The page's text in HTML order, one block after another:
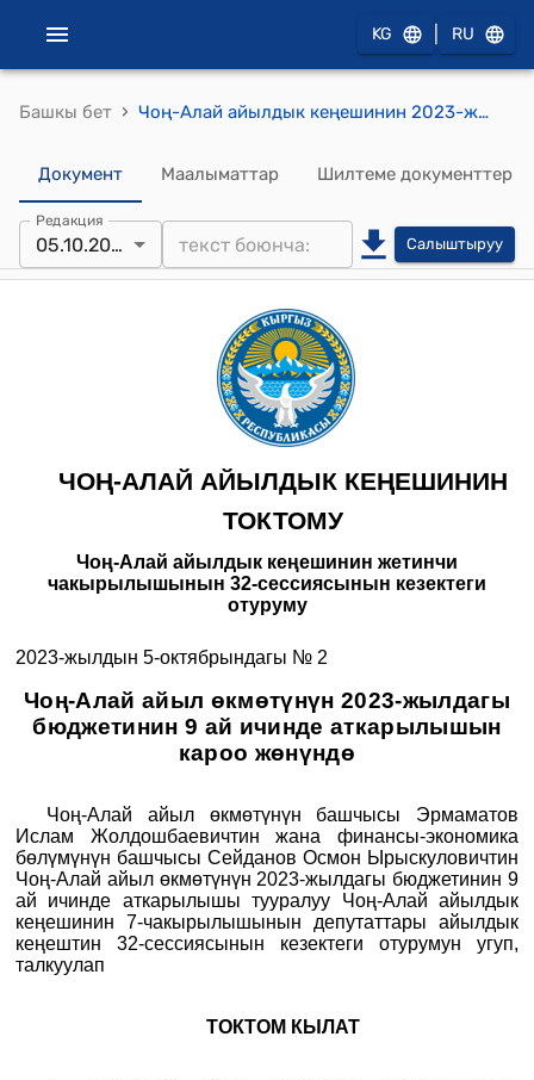
KG RU
Башкы бет › Чоң-Алай айылдык кеңешинин 2023-жылдын 5-октябрындагы № 2 "Чоң-Алай айыл өкмөтүнүн 2023-жылдагы бюджетинин 9 ай ичинде аткарылышын кароо жөнүндө" токтому
Документ Маалыматтар Шилтеме документтер
Редакция
05.10.2023 Салыштыруу